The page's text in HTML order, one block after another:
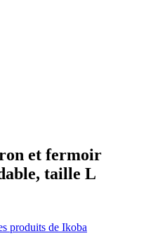
et fermoir
taille L
produits de Ikoba